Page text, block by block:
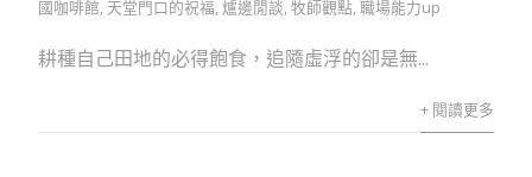
國咖啡館, 天堂門口的祝福,爐邊閒談,牧師觀點,職場能力up
耕種自己田地的必得飽食，追隨虛浮的卻是無...
+ 閱讀更多